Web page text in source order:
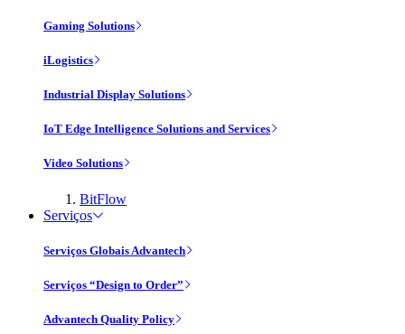
Gaming Solutions
iLogistics
Industrial Display Solutions
IoT Edge Intelligence Solutions and Services
Video Solutions
BitFlow
Serviços
Serviços Globais Advantech
Serviços “Design to Order”
Advantech Quality Policy